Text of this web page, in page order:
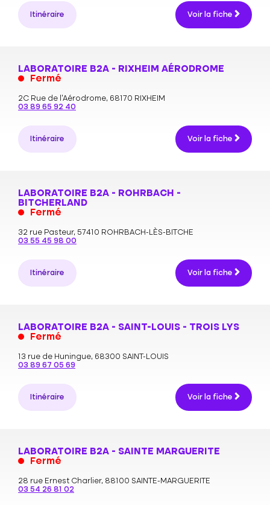
Itinéraire Voir la fiche
LABORATOIRE B2A - RIXHEIM AÉRODROME
Fermé
2C Rue de l'Aérodrome, 68170 RIXHEIM
03 89 65 92 40
Itinéraire Voir la fiche
LABORATOIRE B2A - ROHRBACH -
BITCHERLAND
Fermé
32 rue Pasteur, 57410 ROHRBACH-LÈS-BITCHE
03 55 45 98 00
Itinéraire Voir la fiche
LABORATOIRE B2A - SAINT-LOUIS - TROIS LYS
Fermé
13 rue de Huningue, 68300 SAINT-LOUIS
03 89 67 05 69
Itinéraire Voir la fiche
LABORATOIRE B2A - SAINTE MARGUERITE
Fermé
28 rue Ernest Charlier, 88100 SAINTE-MARGUERITE
03 54 26 81 02